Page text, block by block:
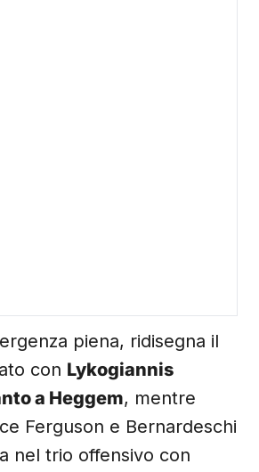
piena, ridisegna il
con Lykogiannis
a Heggem, mentre
Ferguson e Bernardeschi
nel trio offensivo con